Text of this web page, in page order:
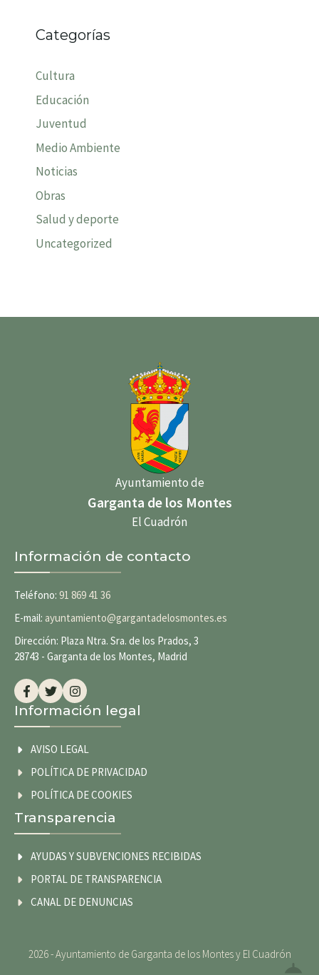
Categorías
Cultura
Educación
Juventud
Medio Ambiente
Noticias
Obras
Salud y deporte
Uncategorized
Ayuntamiento de
Garganta de los Montes
El Cuadrón
Información de contacto
Teléfono: 91 869 41 36
E-mail: ayuntamiento@gargantadelosmontes.es
Dirección: Plaza Ntra. Sra. de los Prados, 3
28743 - Garganta de los Montes, Madrid
Información legal
AVISO LEGAL
POLÍTICA DE PRIVACIDAD
POLÍTICA DE COOKIES
Transparencia
AYUDAS Y SUBVENCIONES RECIBIDAS
PORTAL DE TRANSPARENCIA
CANAL DE DENUNCIAS
2026 - Ayuntamiento de Garganta de los Montes y El Cuadrón